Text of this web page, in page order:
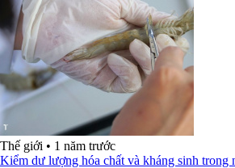
Thế giới • 1 năm trước
Kiểm dư lượng hóa chất và kháng sinh trong